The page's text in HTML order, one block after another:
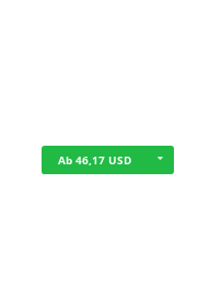
Ab 46,17 USD